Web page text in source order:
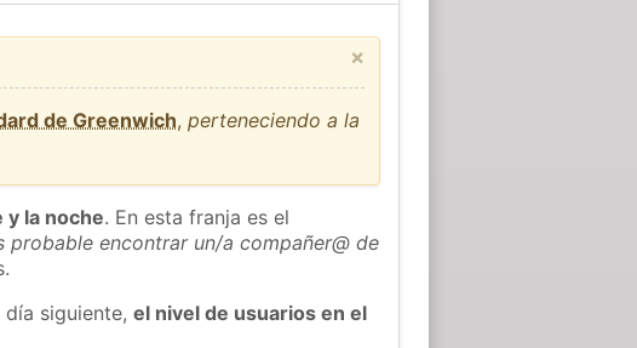
×
de Greenwich,perteneciendo a la
y la noche. En esta franja es el
probable encontrar un/a compañer@ de
día siguiente,el nivel de usuarios en el